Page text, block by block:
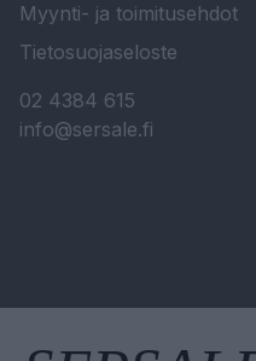
Myynti- ja toimitusehdot
Tietosuojaseloste
02 4384 615
info@sersale.fi